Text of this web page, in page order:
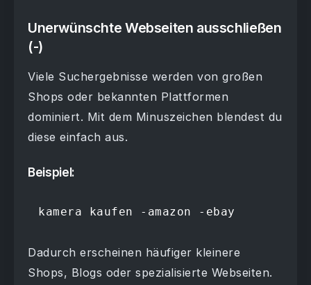
Unerwünschte Webseiten ausschließen
(-)
Viele Suchergebnisse werden von großen
Shops oder bekannten Plattformen
dominiert. Mit dem Minuszeichen blendest du
diese einfach aus.
Beispiel:
kamera kaufen -amazon -ebay
Dadurch erscheinen häufiger kleinere
Shops, Blogs oder spezialisierte Webseiten.